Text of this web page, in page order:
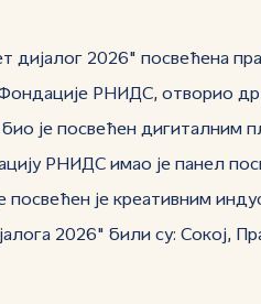
дијалог 2026" посвећена
Фондације РНИДС, отворио
био је посвећен
РНИДС имао је панел
је креативним
2026" били су: Сокој,